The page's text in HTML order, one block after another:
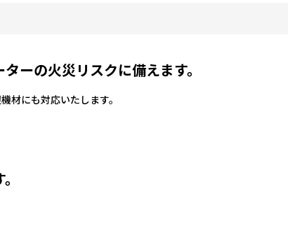
ーの火災リスクに備えます。
材にも対応いたします。